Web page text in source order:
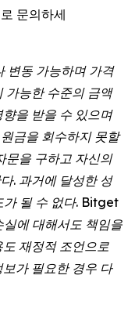
문의하세
변동 가능하며 가격
가능한 수준의 금액
을 받을 수 있으며
금을 회수하지 못할
문을 구하고 자신의
. 과거에 달성한 성
가 될 수 없다. Bitget
에 대해서도 책임을
재정적 조언으로
가 필요한 경우 다